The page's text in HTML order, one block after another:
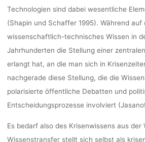
Technologien sind dabei wesentliche
(Shapin und Schaffer 1995). Während auf
wissenschaftlich-technisches Wissen in
Jahrhunderten die Stellung einer
erlangt hat, an die man sich in
nachgerade diese Stellung, die die
polarisierte öffentliche Debatten und
Entscheidungsprozesse involviert
Es bedarf also des Krisenwissens aus
Wissenstransfer stellt sich selbst als